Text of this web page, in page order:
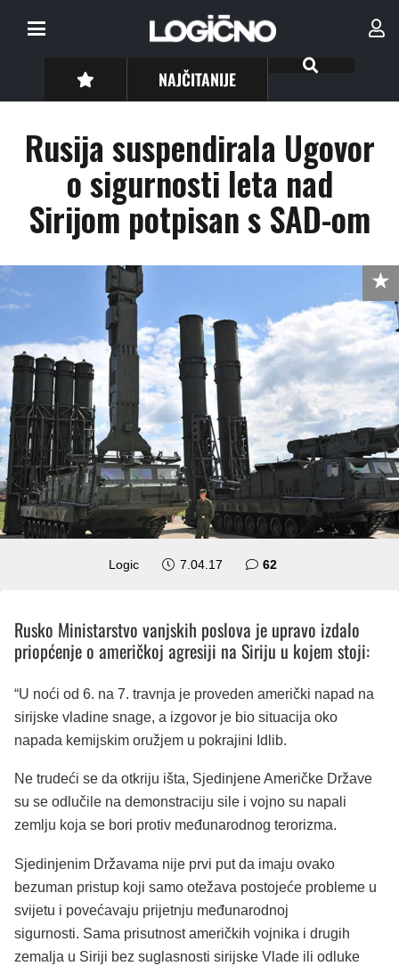
NAJČITANIJE
Rusija suspendirala Ugovor
o sigurnosti leta nad
Sirijom potpisan s SAD-om
Logic 7.04.17 62
Rusko Ministarstvo vanjskih poslova je upravo izdalo
priopćenje o američkoj agresiji na Siriju u kojem stoji:
“U noći od 6. na 7. travnja je proveden američki napad na
sirijske vladine snage, a izgovor je bio situacija oko
napada kemijskim oružjem u pokrajini Idlib.
Ne trudeći se da otkriju išta, Sjedinjene Američke Države
su se odlučile na demonstraciju sile i vojno su napali
zemlju koja se bori protiv međunarodnog terorizma.
Sjedinjenim Državama nije prvi put da imaju ovako
bezuman pristup koji samo otežava postojeće probleme u
svijetu i povećavaju prijetnju međunarodnoj
sigurnosti. Sama prisutnost američkih vojnika i drugih
zemalja u Siriji bez suglasnosti sirijske Vlade ili odluke